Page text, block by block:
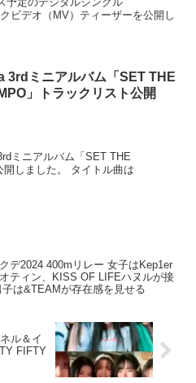
ビデオ（MV）ティーザーを公開し
3rdミニアルバム「SET THE
」トラックリスト公開
ミニアルバム「SET THE
しました。 タイトル曲は
デ2024 400mリレー 女子はKep1er
ティン、KISS OF LIFEハヌルが接
は&TEAMが存在感を見せる
ル＆イ
FIFTY